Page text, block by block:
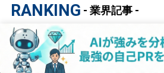
RANKING - 業界記事 -
1
【マスコミ業界研究｜2023年
書き方から面接対策まで徹底